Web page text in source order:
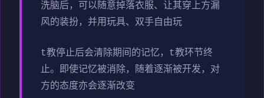
洗脑后，可以随意掉落衣服、让其穿上方漏
风的装扮，并用玩具、双手自由玩
t教停止后会清除期间的记忆，t教环节终
止。即使记忆被消除，随着逐渐被开发，对
方的态度亦会逐渐改变